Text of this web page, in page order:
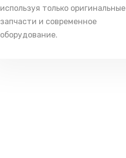
используя только оригинальные
запчасти и современное
оборудование.